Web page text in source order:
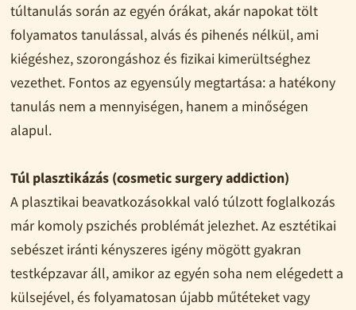
túltanulás során az egyén órákat, akár napokat tölt
folyamatos tanulással, alvás és pihenés nélkül, ami
kiégéshez, szorongáshoz és fizikai kimerültséghez
vezethet. Fontos az egyensúly megtartása: a hatékony
tanulás nem a mennyiségen, hanem a minőségen
alapul.
Túl plasztikázás (cosmetic surgery addiction)
A plasztikai beavatkozásokkal való túlzott foglalkozás
már komoly pszichés problémát jelezhet. Az esztétikai
sebészet iránti kényszeres igény mögött gyakran
testképzavar áll, amikor az egyén soha nem elégedett a
külsejével, és folyamatosan újabb műtéteket vagy